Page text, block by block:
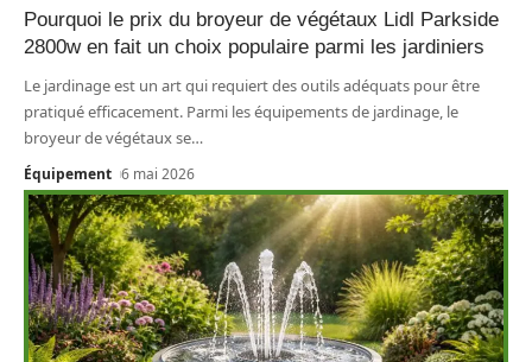
Pourquoi le prix du broyeur de végétaux Lidl Parkside
2800w en fait un choix populaire parmi les jardiniers
Le jardinage est un art qui requiert des outils adéquats pour être
pratiqué efficacement. Parmi les équipements de jardinage, le
broyeur de végétaux se…
Équipement 6 mai 2026